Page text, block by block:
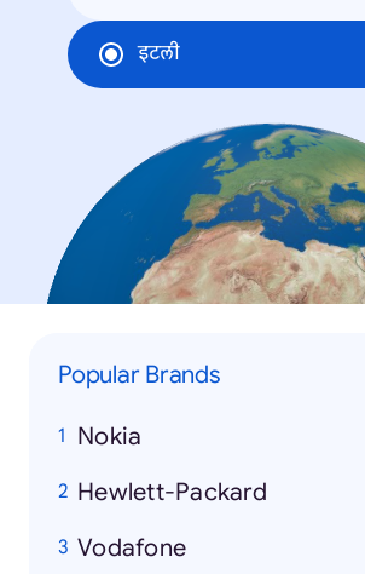
इटली
Popular Brands
Nokia
Hewlett-Packard
Vodafone